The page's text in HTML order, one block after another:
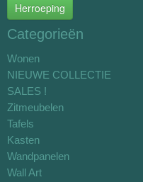
Herroeping
Categorieën
Wonen
NIEUWE COLLECTIE
SALES !
Zitmeubelen
Tafels
Kasten
Wandpanelen
Wall Art